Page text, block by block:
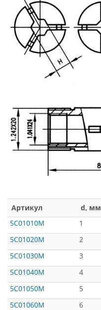
Артикул d, мм
5C01010M
1
5C01020M
2
5C01030M
3
5C01040M
4
5C01050M
5
5C01060M
6